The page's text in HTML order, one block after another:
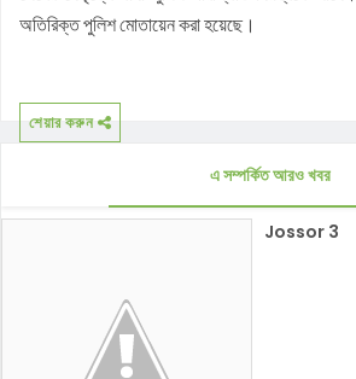
অতিরিক্ত পুলিশ মোতায়েন করা হয়েছে।
শেয়ার করুন
এ সম্পর্কিত আরও খবর
Jossor 3